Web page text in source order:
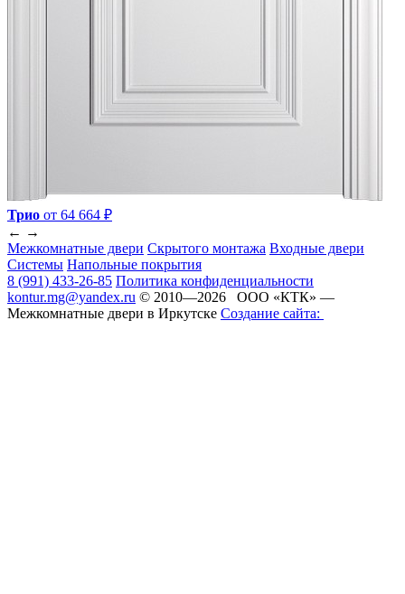
Трио от 64 664 ₽
← →
Межкомнатные двери Скрытого монтажа Входные двери
Системы Напольные покрытия
8 (991) 433-26-85 Политика конфиденциальности
kontur.mg@yandex.ru © 2010—2026 ООО «КТК» —
Межкомнатные двери в Иркутске Создание сайта: